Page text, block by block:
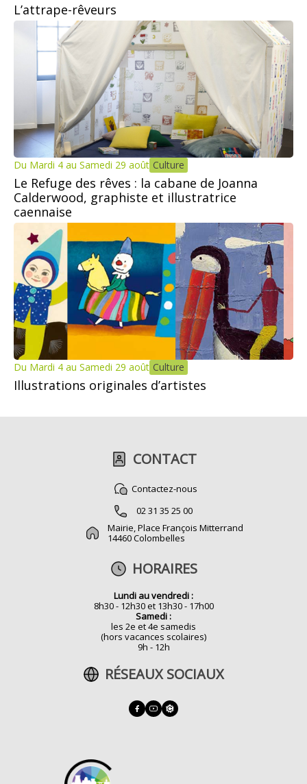
L’attrape-rêveurs
Du Mardi 4 au Samedi 29 août Culture
Le Refuge des rêves : la cabane de Joanna
Calderwood, graphiste et illustratrice
caennaise
Du Mardi 4 au Samedi 29 août Culture
Illustrations originales d’artistes
CONTACT
Contactez-nous
02 31 35 25 00
Mairie, Place François Mitterrand
14460 Colombelles
HORAIRES
Lundi au vendredi :
8h30 - 12h30 et 13h30 - 17h00
Samedi :
les 2e et 4e samedis
(hors vacances scolaires)
9h - 12h
RÉSEAUX SOCIAUX